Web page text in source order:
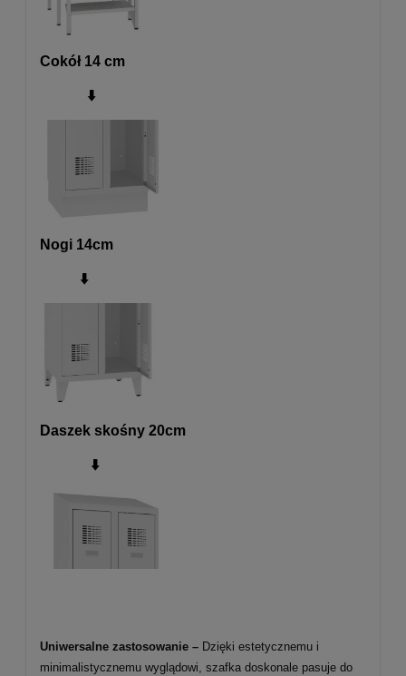
Cokół 14 cm
⬇️
Nogi 14cm
⬇️
Daszek skośny 20cm
⬇️
Uniwersalne zastosowanie – Dzięki estetycznemu i
minimalistycznemu wyglądowi, szafka doskonale pasuje do